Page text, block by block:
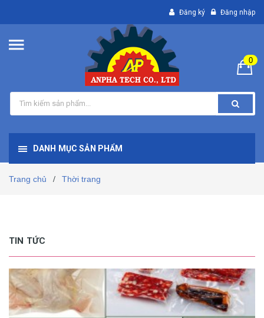
Đăng ký Đăng nhập
0
DANH MỤC SẢN PHẨM
Trang chủ / Thời trang
TIN TỨC